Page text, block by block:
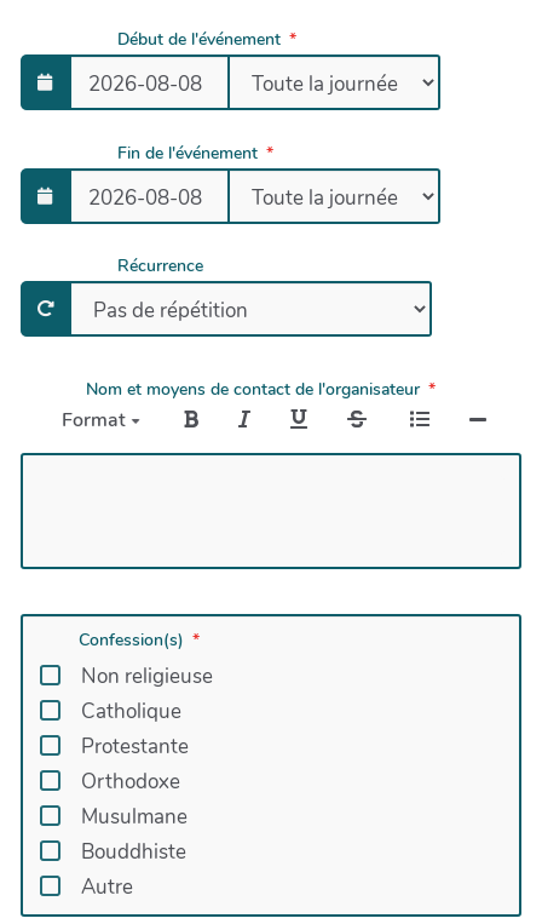
Début de l'événement
Fin de l'événement
Récurrence
Nom et moyens de contact de l'organisateur
Format
Confession(s)
Non religieuse
Catholique
Protestante
Orthodoxe
Musulmane
Bouddhiste
Autre